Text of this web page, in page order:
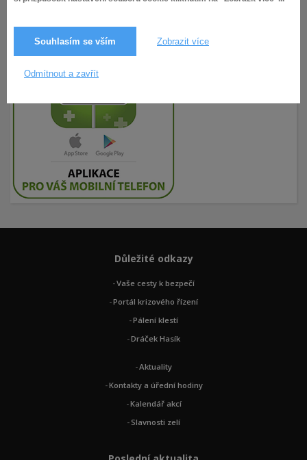
Souhlasím se vším Zobrazit více
Odmítnout a zavřít
Důležité odkazy
Vaše cesty k bezpečí
Portál krizového řízení
Pálení klestí
Dráček Hasík
Aktuality
Kontakty a úřední hodiny
Kalendář akcí
Slavnosti zelí